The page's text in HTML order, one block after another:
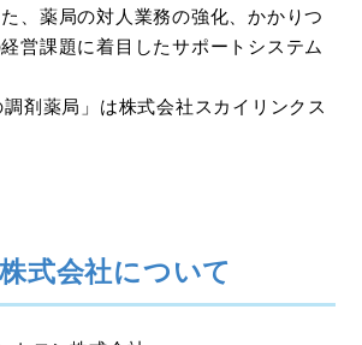
、薬局の対人業務の強化、かかりつ
営課題に着目したサポートシステム
調剤薬局」は株式会社スカイリンクス
式会社について